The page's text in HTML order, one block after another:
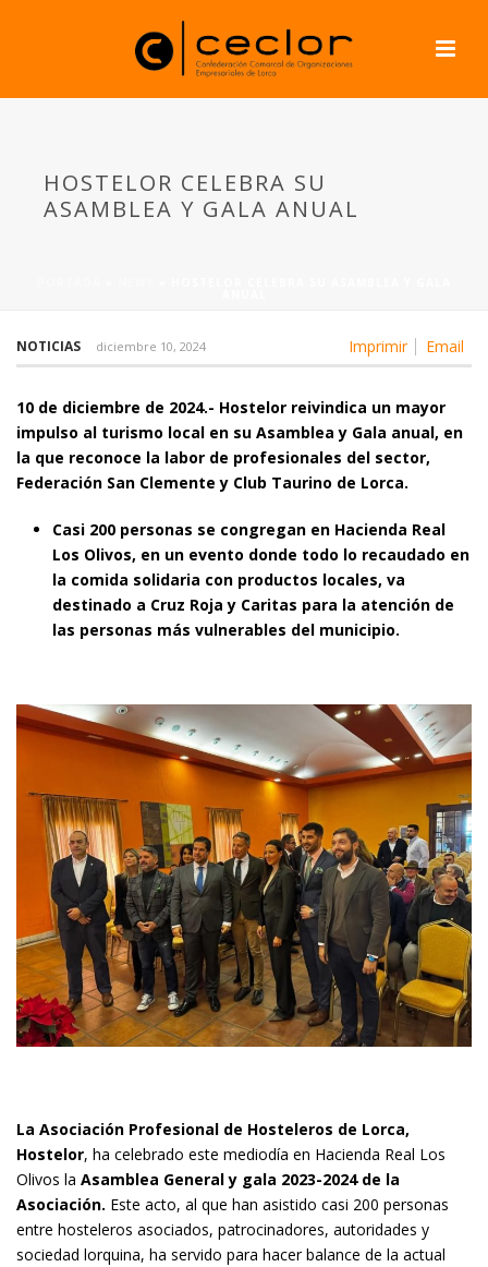
HOSTELOR CELEBRA SU
ASAMBLEA Y GALA ANUAL
Imprimir Email
NOTICIAS diciembre 10, 2024
10 de diciembre de 2024.- Hostelor reivindica un mayor
impulso al turismo local en su Asamblea y Gala anual, en
la que reconoce la labor de profesionales del sector,
Federación San Clemente y Club Taurino de Lorca.
Casi 200 personas se congregan en Hacienda Real
Los Olivos, en un evento donde todo lo recaudado en
la comida solidaria con productos locales, va
destinado a Cruz Roja y Caritas para la atención de
las personas más vulnerables del municipio.
La Asociación Profesional de Hosteleros de Lorca,
Hostelor, ha celebrado este mediodía en Hacienda Real Los
Olivos la Asamblea General y gala 2023-2024 de la
Asociación. Este acto, al que han asistido casi 200 personas
entre hosteleros asociados, patrocinadores, autoridades y
sociedad lorquina, ha servido para hacer balance de la actual